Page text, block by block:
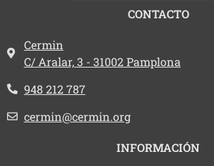
CONTACTO
Dirección:
Cermin
C/ Aralar, 3 - 31002 Pamplona
Teléfono:
948 212 787
Email:
cermin@cermin.org
INFORMACIÓN